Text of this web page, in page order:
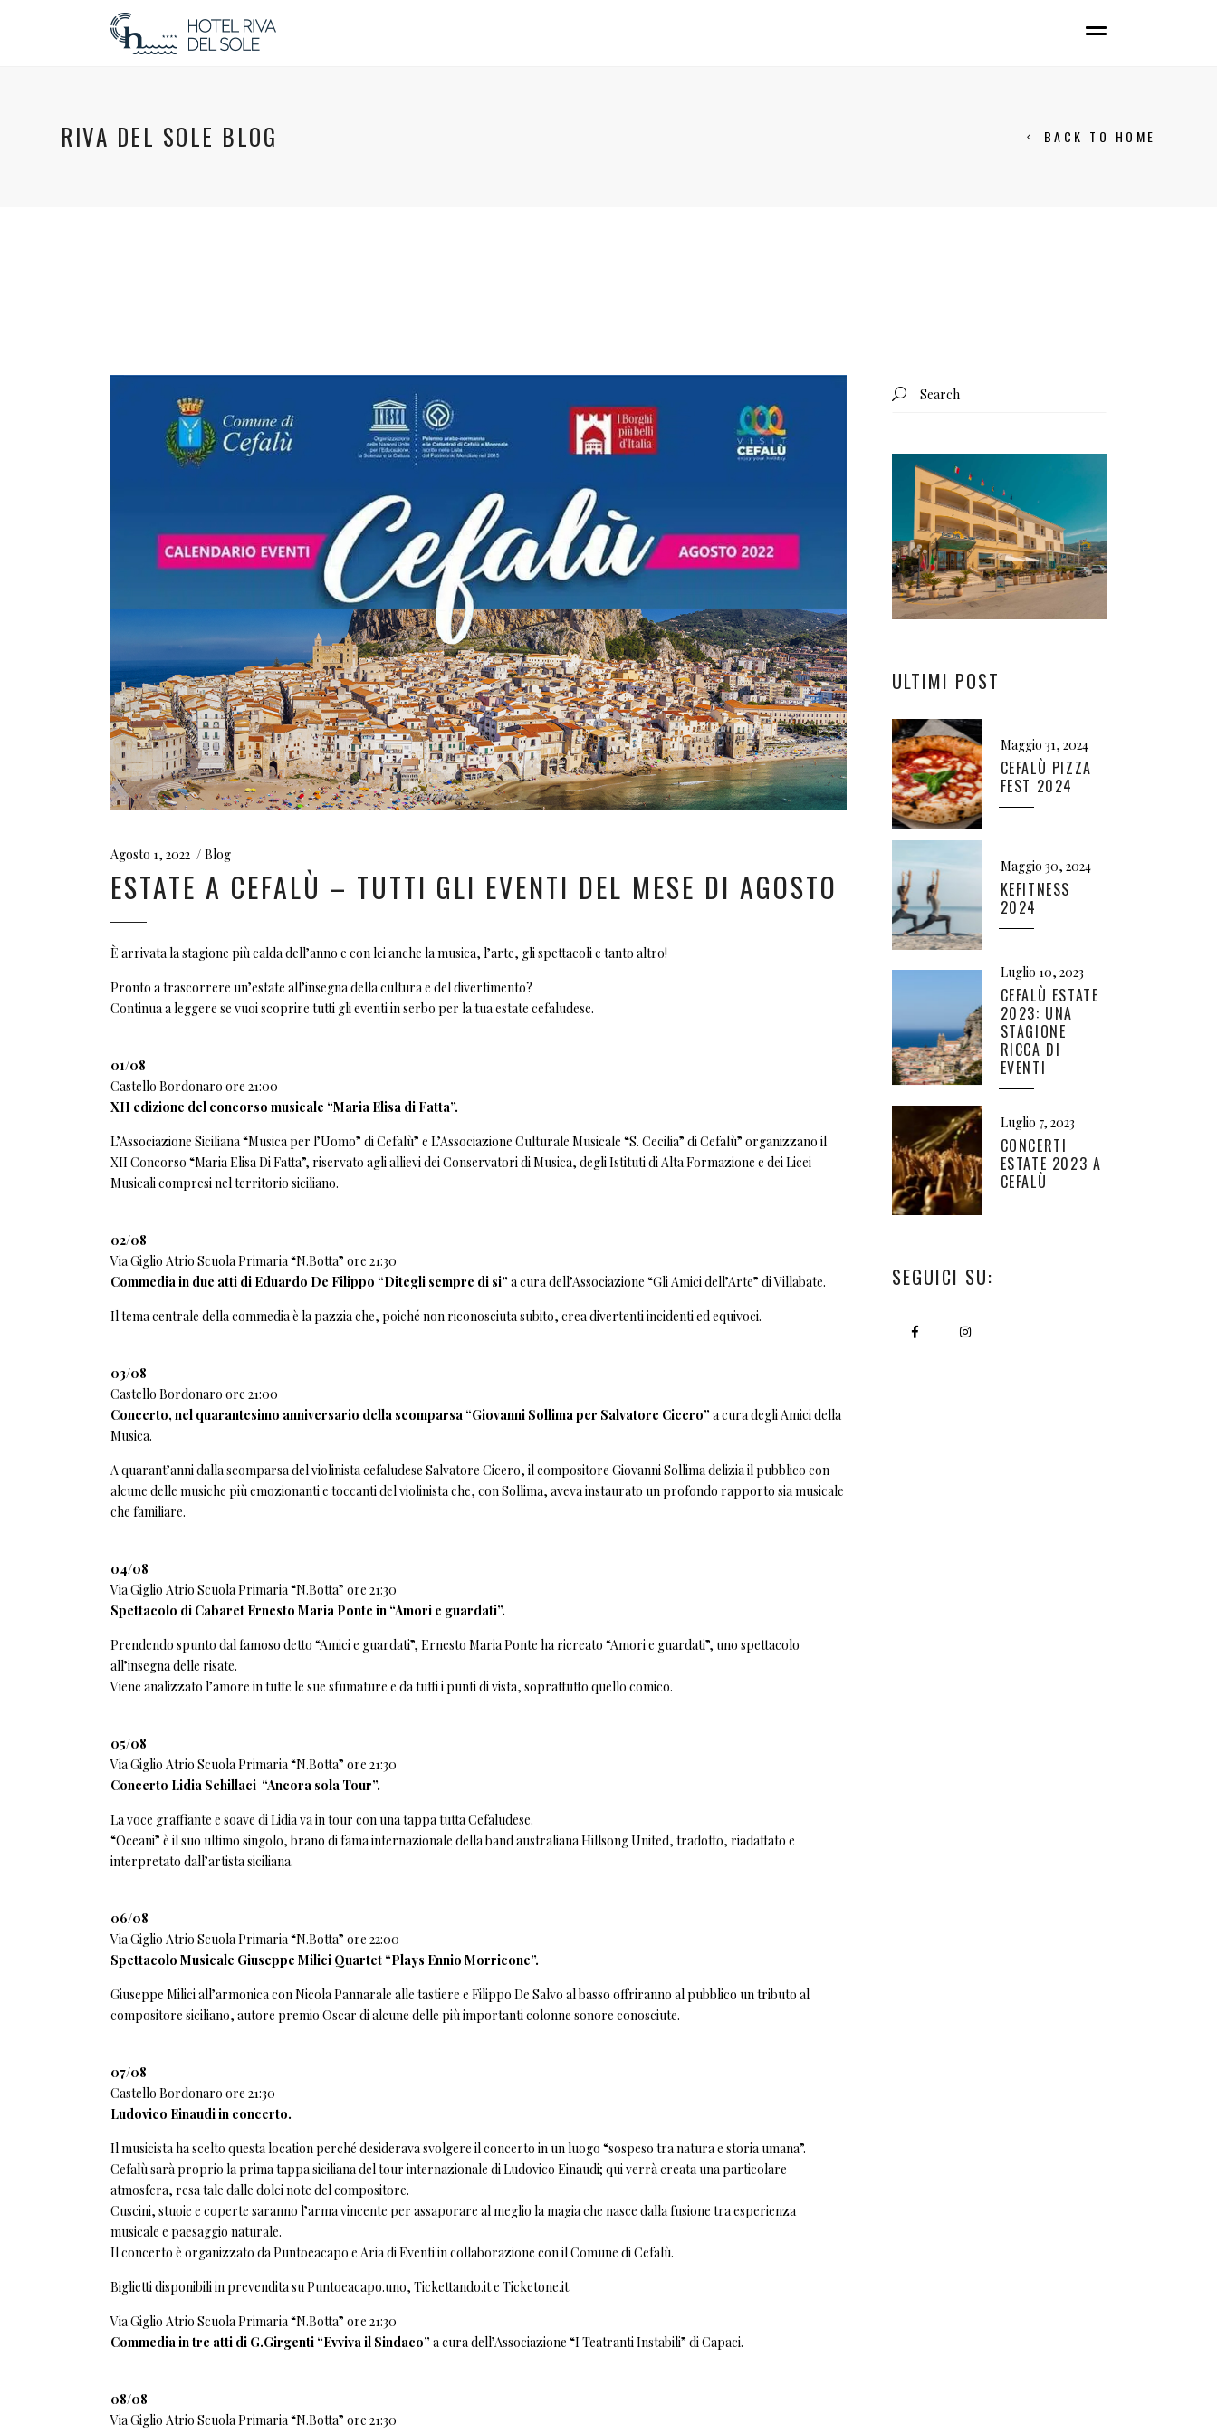
RIVA DEL SOLE BLOG BACK TO HOME
Agosto 1, 2022 Blog
ESTATE A CEFALÙ – TUTTI GLI EVENTI DEL MESE DI AGOSTO
È arrivata la stagione più calda dell’anno e con lei anche la musica, l’arte, gli spettacoli e tanto altro!
Pronto a trascorrere un’estate all’insegna della cultura e del divertimento?
Continua a leggere se vuoi scoprire tutti gli eventi in serbo per la tua estate cefaludese.
01/08
Castello Bordonaro ore 21:00
XII edizione del concorso musicale “Maria Elisa di Fatta”.
L’Associazione Siciliana “Musica per l’Uomo” di Cefalù” e L’Associazione Culturale Musicale “S. Cecilia” di Cefalù” organizzano il
XII Concorso “Maria Elisa Di Fatta”, riservato agli allievi dei Conservatori di Musica, degli Istituti di Alta Formazione e dei Licei
Musicali compresi nel territorio siciliano.
02/08
Via Giglio Atrio Scuola Primaria “N.Botta” ore 21:30
Commedia in due atti di Eduardo De Filippo “Ditegli sempre di si” a cura dell’Associazione “Gli Amici dell’Arte” di Villabate.
Il tema centrale della commedia è la pazzia che, poiché non riconosciuta subito, crea divertenti incidenti ed equivoci.
03/08
Castello Bordonaro ore 21:00
Concerto, nel quarantesimo anniversario della scomparsa “Giovanni Sollima per Salvatore Cicero” a cura degli Amici della
Musica.
A quarant’anni dalla scomparsa del violinista cefaludese Salvatore Cicero, il compositore Giovanni Sollima delizia il pubblico con
alcune delle musiche più emozionanti e toccanti del violinista che, con Sollima, aveva instaurato un profondo rapporto sia musicale
che familiare.
04/08
Via Giglio Atrio Scuola Primaria “N.Botta” ore 21:30
Spettacolo di Cabaret Ernesto Maria Ponte in “Amori e guardati”.
Prendendo spunto dal famoso detto “Amici e guardati”, Ernesto Maria Ponte ha ricreato “Amori e guardati”, uno spettacolo
all’insegna delle risate.
Viene analizzato l’amore in tutte le sue sfumature e da tutti i punti di vista, soprattutto quello comico.
05/08
Via Giglio Atrio Scuola Primaria “N.Botta” ore 21:30
Concerto Lidia Schillaci “Ancora sola Tour”.
La voce graffiante e soave di Lidia va in tour con una tappa tutta Cefaludese.
“Oceani” è il suo ultimo singolo, brano di fama internazionale della band australiana Hillsong United, tradotto, riadattato e
interpretato dall’artista siciliana.
06/08
Via Giglio Atrio Scuola Primaria “N.Botta” ore 22:00
Spettacolo Musicale Giuseppe Milici Quartet “Plays Ennio Morricone”.
Giuseppe Milici all’armonica con Nicola Pannarale alle tastiere e Filippo De Salvo al basso offriranno al pubblico un tributo al
compositore siciliano, autore premio Oscar di alcune delle più importanti colonne sonore conosciute.
07/08
Castello Bordonaro ore 21:30
Ludovico Einaudi in concerto.
Il musicista ha scelto questa location perché desiderava svolgere il concerto in un luogo “sospeso tra natura e storia umana”.
Cefalù sarà proprio la prima tappa siciliana del tour internazionale di Ludovico Einaudi; qui verrà creata una particolare
atmosfera, resa tale dalle dolci note del compositore.
Cuscini, stuoie e coperte saranno l’arma vincente per assaporare al meglio la magia che nasce dalla fusione tra esperienza
musicale e paesaggio naturale.
Il concerto è organizzato da Puntoeacapo e Aria di Eventi in collaborazione con il Comune di Cefalù.
Biglietti disponibili in prevendita suPuntoeacapo.uno, Tickettando.ite Ticketone.it
Via Giglio Atrio Scuola Primaria “N.Botta” ore 21:30
Commedia in tre atti di G.Girgenti “Evviva il Sindaco” a cura dell’Associazione “I Teatranti Instabili” di Capaci.
08/08
Via Giglio Atrio Scuola Primaria “N.Botta” ore 21:30
Search
for:
ULTIMI POST
Maggio 31, 2024
CEFALÙ PIZZA
FEST 2024
Maggio 30, 2024
KEFITNESS
2024
Luglio 10, 2023
CEFALÙ ESTATE
2023: UNA
STAGIONE
RICCA DI
EVENTI
Luglio 7, 2023
CONCERTI
ESTATE 2023 A
CEFALÙ
SEGUICI SU: